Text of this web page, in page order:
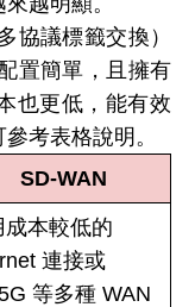
協議標籤交換）
置簡單，且擁有
也更低，能有效
考表格說明。
SD-WAN
成本較低的
連接或
等多種 WAN